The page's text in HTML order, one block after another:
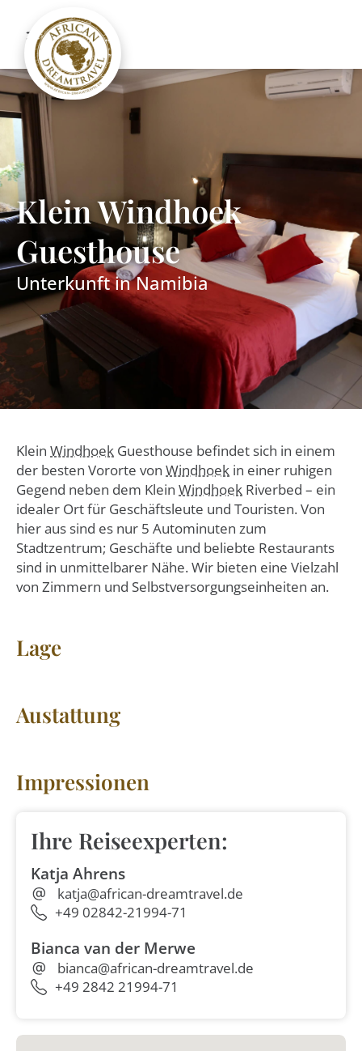
Klein Windhoek
Guesthouse
Unterkunft inNamibia
Klein Windhoek Guesthouse befindet sich in einem
der besten Vororte von Windhoek in einer ruhigen
Gegend neben dem Klein Windhoek Riverbed – ein
idealer Ort für Geschäftsleute und Touristen. Von
hier aus sind es nur 5 Autominuten zum
Stadtzentrum; Geschäfte und beliebte Restaurants
sind in unmittelbarer Nähe. Wir bieten eine Vielzahl
von Zimmern und Selbstversorgungseinheiten an.
Lage
Austattung
Impressionen
Ihre Reiseexperten:
Katja Ahrens
katja@african-dreamtravel.de
+49 02842-21994-71
Bianca van der Merwe
bianca@african-dreamtravel.de
+49 2842 21994-71